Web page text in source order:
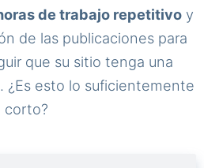
de trabajo repetitivoy
de las publicaciones para
que su sitio tenga una
¿Es esto lo suficientemente
corto?